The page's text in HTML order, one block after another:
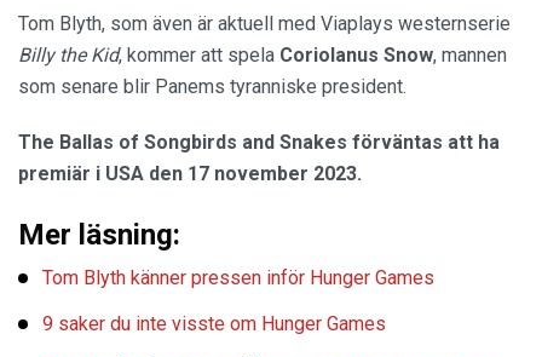
Tom Blyth, som även är aktuell med Viaplays westernserie
Billy the Kid, kommer att spela Coriolanus Snow, mannen
som senare blir Panems tyranniske president.
The Ballas of Songbirds and Snakes förväntas att ha
premiär i USA den 17 november 2023.
Mer läsning:
Tom Blyth känner pressen inför Hunger Games
9 saker du inte visste om Hunger Games